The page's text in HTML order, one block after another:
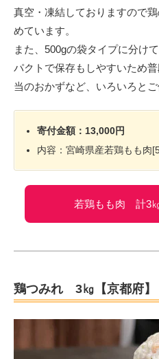
真空・凍結しておりますので
めています。
また、500gの袋タイプに分け
パクトで保存もしやすいため
当のおかずなど、いろいろとご
寄付金額：13,000円
内容：宮崎県産若鶏もも肉
若鶏もも肉 計3
鶏つみれ 3㎏【京都府】